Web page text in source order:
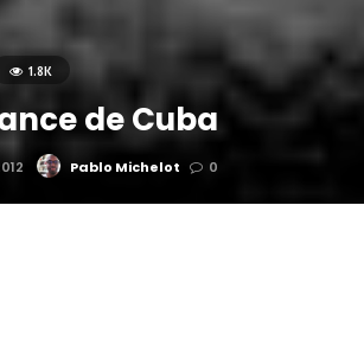
1.8K
de Cuba
Pablo Michelot 0